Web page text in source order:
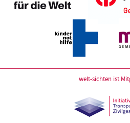
welt-sichten ist